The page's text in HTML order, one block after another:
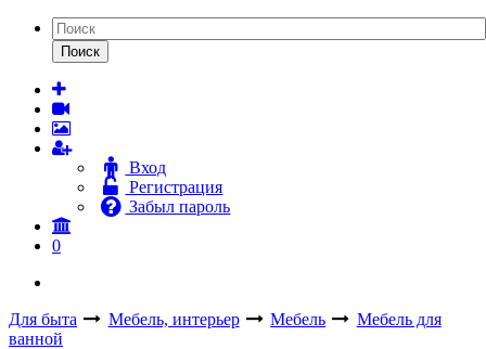
Поиск
Вход
Регистрация
Забыл пароль
0
Для быта Мебель, интерьер Мебель
Мебель для
ванной